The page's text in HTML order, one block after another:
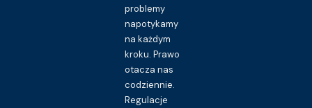
problemy
napotykamy
na każdym
kroku. Prawo
otacza nas
codziennie.
Regulacje